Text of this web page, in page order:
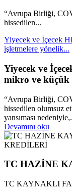
“Avrupa Birliği,
hissedilen...
Yiyecek ve İçecek
işletmelere yönelik...
Yiyecek ve
mikro ve küçük
“Avrupa Birliği,
hissedilen olumsuz
yansıması
Devamını oku
TC HAZİNE
TC KAYNAKLI